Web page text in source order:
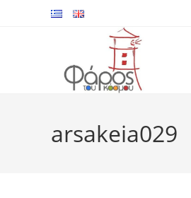
arsakeia029